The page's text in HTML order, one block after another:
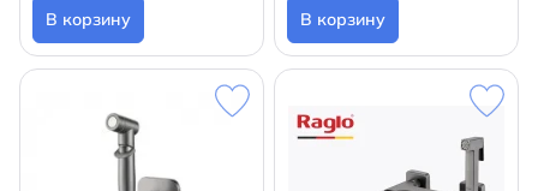
В корзину В корзину